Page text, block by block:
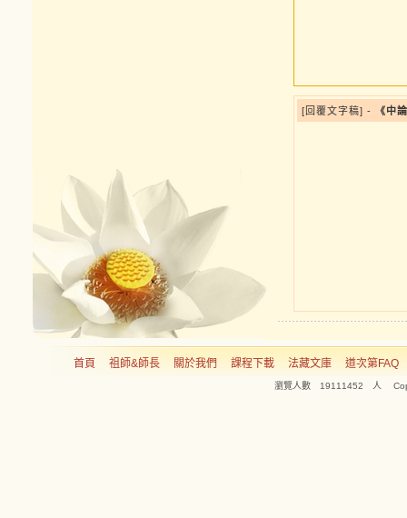
[回覆文字稿] - 《中
首頁 祖師&師長 關於我們 課程下載 法藏文庫 道次第FAQ
瀏覽人數 19111452 人